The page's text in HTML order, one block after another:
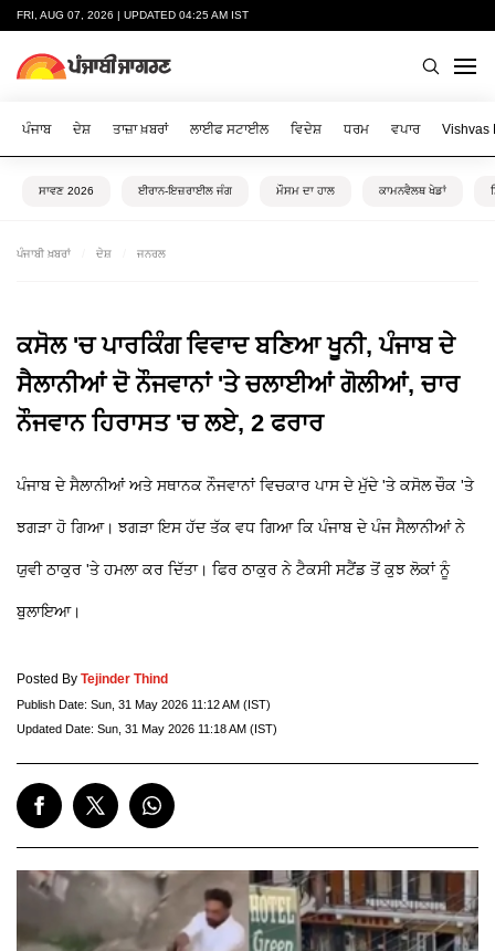
FRI, AUG 07, 2026 | UPDATED 04:25 AM IST
ਪੰਜਾਬ ਦੇਸ਼ ਤਾਜ਼ਾ ਖ਼ਬਰਾਂ ਲਾਈਫ ਸਟਾਈਲ ਵਿਦੇਸ਼ ਧਰਮ ਵਪਾਰ Vishvas
ਸਾਵਣ 2026 ਈਰਾਨ-ਇਜ਼ਰਾਈਲ ਜੰਗ ਮੌਸਮ ਦਾ ਹਾਲ ਕਾਮਨਵੈਲਥ ਖੇਡਾਂ
ਪੰਜਾਬੀ ਖ਼ਬਰਾਂ ਦੇਸ਼ ਜਨਰਲ
ਕਸੋਲ 'ਚ ਪਾਰਕਿੰਗ ਵਿਵਾਦ ਬਣਿਆ ਖੂਨੀ, ਪੰਜਾਬ ਦੇ
ਸੈਲਾਨੀਆਂ ਦੋ ਨੌਜਵਾਨਾਂ 'ਤੇ ਚਲਾਈਆਂ ਗੋਲੀਆਂ, ਚਾਰ
ਨੌਜਵਾਨ ਹਿਰਾਸਤ 'ਚ ਲਏ, 2 ਫਰਾਰ
ਪੰਜਾਬ ਦੇ ਸੈਲਾਨੀਆਂ ਅਤੇ ਸਥਾਨਕ ਨੌਜਵਾਨਾਂ ਵਿਚਕਾਰ ਪਾਸ ਦੇ ਮੁੱਦੇ 'ਤੇ ਕਸੋਲ ਚੌਕ 'ਤੇ
ਝਗੜਾ ਹੋ ਗਿਆ। ਝਗੜਾ ਇਸ ਹੱਦ ਤੱਕ ਵਧ ਗਿਆ ਕਿ ਪੰਜਾਬ ਦੇ ਪੰਜ ਸੈਲਾਨੀਆਂ ਨੇ
ਯੁਵੀ ਠਾਕੁਰ 'ਤੇ ਹਮਲਾ ਕਰ ਦਿੱਤਾ। ਫਿਰ ਠਾਕੁਰ ਨੇ ਟੈਕਸੀ ਸਟੈਂਡ ਤੋਂ ਕੁਝ ਲੋਕਾਂ ਨੂੰ
ਬੁਲਾਇਆ।
Posted By Tejinder Thind
Publish Date: Sun, 31 May 2026 11:12 AM (IST)
Updated Date: Sun, 31 May 2026 11:18 AM (IST)